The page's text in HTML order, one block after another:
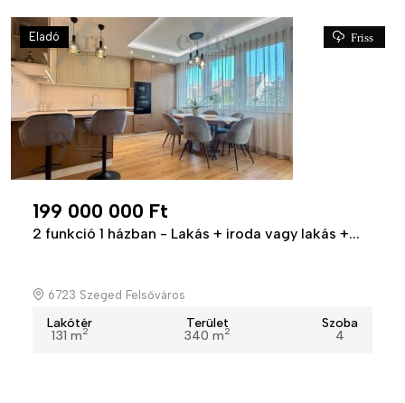
Eladó Friss
199 000 000 Ft
2 funkció 1 házban - Lakás + iroda vagy lakás +...
6723 Szeged Felsőváros
Lakótér
131 m2
Terület
340 m2
Szoba
4